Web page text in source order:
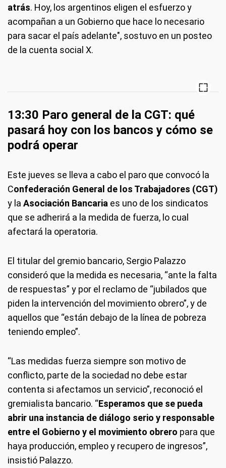
atrás. Hoy, los argentinos eligen el esfuerzo y
acompañan a un Gobierno que hace lo necesario
para sacar el país adelante", sostuvo en un posteo
de la cuenta social X.
13:30 Paro general de la CGT: qué
pasará hoy con los bancos y cómo se
podrá operar
Este jueves se lleva a cabo el paro que convocó la
Confederación General de los Trabajadores (CGT)
y la Asociación Bancaria es uno de los sindicatos
que se adherirá a la medida de fuerza, lo cual
afectará la operatoria.
El titular del gremio bancario, Sergio Palazzo
consideró que la medida es necesaria, “ante la falta
de respuestas” y por el reclamo de “jubilados que
piden la intervención del movimiento obrero”, y de
aquellos que “están debajo de la línea de pobreza
teniendo empleo”.
“Las medidas fuerza siempre son motivo de
conflicto, parte de la sociedad no debe estar
contenta si afectamos un servicio”, reconoció el
gremialista bancario. “Esperamos que se pueda
abrir una instancia de diálogo serio y responsable
entre el Gobierno y el movimiento obrero para que
haya producción, empleo y recupero de ingresos”,
insistió Palazzo.